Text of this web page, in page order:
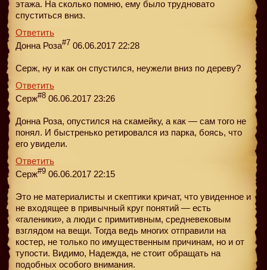
этажа. На сколько помню, ему было трудновато
спуститься вниз.
Ответить
Донна Роза#7 06.06.2017 22:28
Серж, ну и как он спустился, неужели вниз по дереву?
Ответить
Серж#8 06.06.2017 23:26
Донна Роза, опустился на скамейку, а как — сам того не
понял. И быстренько ретировался из парка, боясь, что
его увидели.
Ответить
Серж#9 06.06.2017 22:15
Это не материалисты и скептики кричат, что увиденное и
не входящее в привычный круг понятий — есть
«галеники», а люди с примитивным, средневековым
взглядом на вещи. Тогда ведь многих отправили на
костер, не только по имущественным причинам, но и от
тупости. Видимо, Надежда, не стоит обращать на
подобных особого внимания.